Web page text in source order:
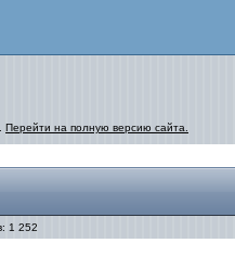
Перейти на полную версию сайта.
1 252